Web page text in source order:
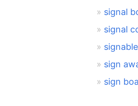
signal
signal
signable
sign
sign